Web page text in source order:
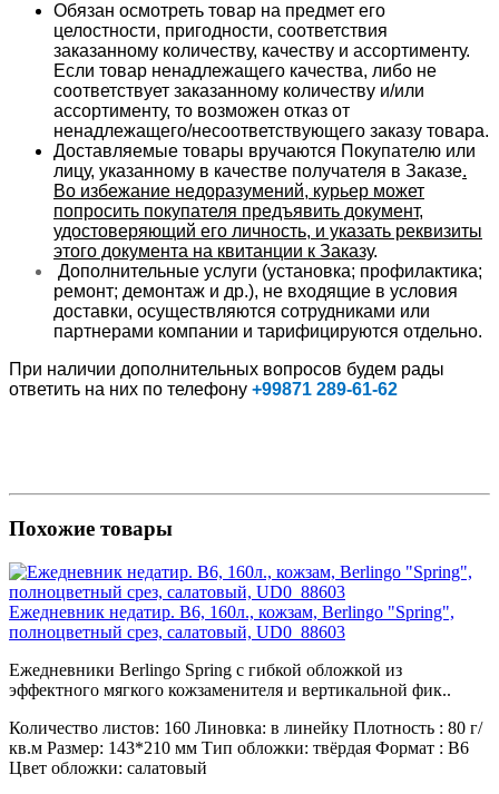
Обязан осмотреть товар на предмет его
целостности, пригодности, соответствия
заказанному количеству, качеству и ассортименту.
Если товар ненадлежащего качества, либо не
соответствует заказанному количеству и/или
ассортименту, то возможен отказ от
ненадлежащего/несоответствующего заказу товара.
Доставляемые товары вручаются Покупателю или
лицу, указанному в качестве получателя в Заказе.
Во избежание недоразумений, курьер может
попросить покупателя предъявить документ,
удостоверяющий его личность, и указать реквизиты
этого документа на квитанции к Заказу.
Дополнительные услуги (установка; профилактика;
ремонт; демонтаж и др.), не входящие в условия
доставки, осуществляются сотрудниками или
партнерами компании и тарифицируются отдельно.
При наличии дополнительных вопросов будем рады
ответить на них по телефону +99871 289-61-62
Похожие товары
Ежедневник недатир. B6, 160л., кожзам, Berlingo "Spring",
полноцветный срез, салатовый, UD0_88603
Ежедневники Berlingo Spring с гибкой обложкой из
эффектного мягкого кожзаменителя и вертикальной фик..
Количество листов: 160 Линовка: в линейку Плотность : 80 г/
кв.м Размер: 143*210 мм Тип обложки: твёрдая Формат : B6
Цвет обложки: салатовый